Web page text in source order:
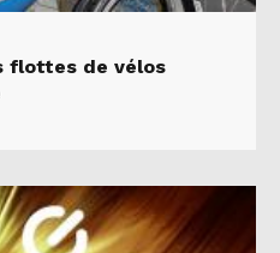
flottes de vélos